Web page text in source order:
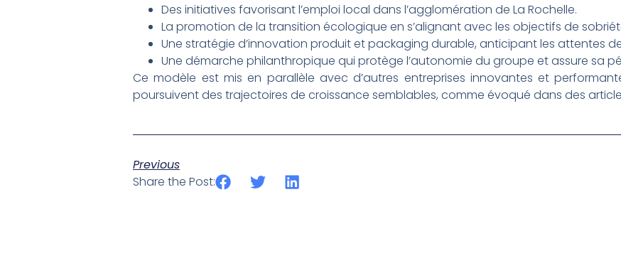
Des initiatives favorisant l’emploi local dans l’agglomération de La Rochelle.
La promotion de la transition écologique en s’alignant avec les objectifs de
Une stratégie d’innovation produit et packaging durable, anticipant les attentes
Une démarche philanthropique qui protège l’autonomie du groupe et assure sa
Ce modèle est mis en parallèle avec d’autres entreprises innovantes et
poursuivent des trajectoires de croissance semblables, comme évoqué dans des
Previous
Share the Post: